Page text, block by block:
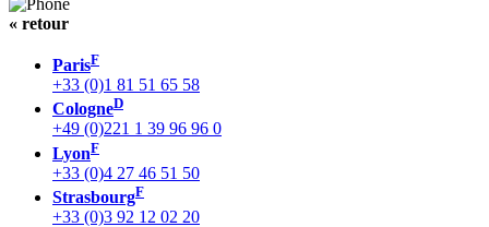
« retour
ParisF
+33 (0)1 81 51 65 58
CologneD
+49 (0)221 1 39 96 96 0
LyonF
+33 (0)4 27 46 51 50
StrasbourgF
+33 (0)3 92 12 02 20